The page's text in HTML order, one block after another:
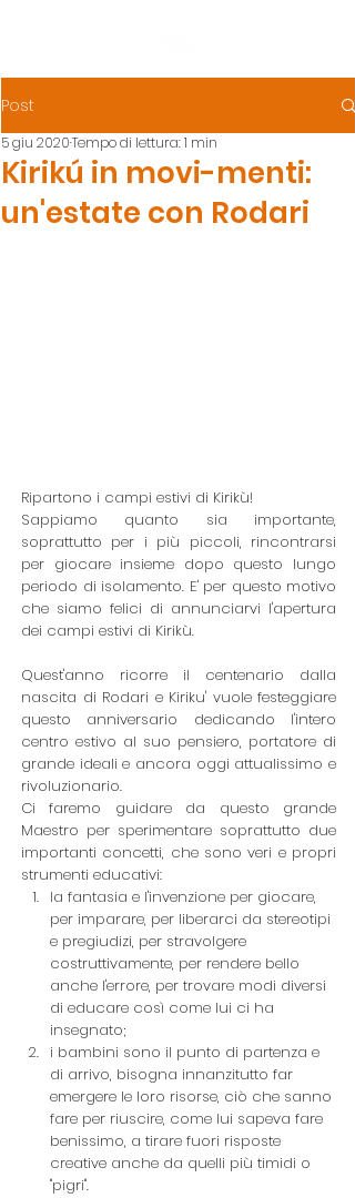
Post
Kirikú in movi-menti:
un'estate con Rodari
5 giu 2020Tempo di lettura: 1 min
Ripartono i campi estivi di Kirikù!
Sappiamo quanto sia importante,
soprattutto per i più piccoli, rincontrarsi
per giocare insieme dopo questo lungo
periodo di isolamento. E' per questo motivo
che siamo felici di annunciarvi l'apertura
dei campi estivi di Kirikù.
Quest'anno ricorre il centenario dalla
nascita di Rodari e Kiriku' vuole festeggiare
questo anniversario dedicando l'intero
centro estivo al suo pensiero, portatore di
grande ideali e ancora oggi attualissimo e
rivoluzionario.
Ci faremo guidare da questo grande
Maestro per sperimentare soprattutto due
importanti concetti, che sono veri e propri
strumenti educativi:
la fantasia e l'invenzione per giocare,
per imparare, per liberarci da stereotipi
e pregiudizi, per stravolgere
costruttivamente, per rendere bello
anche l'errore, per trovare modi diversi
di educare così come lui ci ha
insegnato;
i bambini sono il punto di partenza e
di arrivo, bisogna innanzitutto far
emergere le loro risorse, ciò che sanno
fare per riuscire, come lui sapeva fare
benissimo, a tirare fuori risposte
creative anche da quelli più timidi o
"pigri".